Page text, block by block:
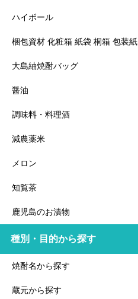
ハイボール
梱包資材 化粧箱 紙袋 桐箱 包装紙
大島紬焼酎バッグ
醤油
調味料・料理酒
減農薬米
メロン
知覧茶
鹿児島のお漬物
種別・目的から探す
焼酎名から探す
蔵元から探す